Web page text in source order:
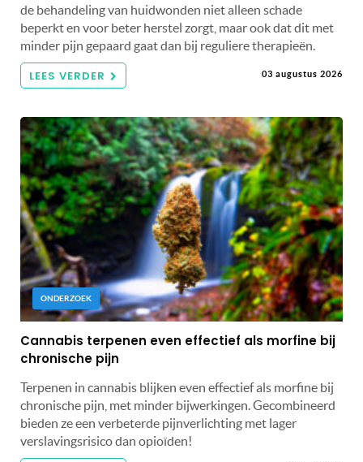
de behandeling van huidwonden niet alleen schade
beperkt en voor beter herstel zorgt, maar ook dat dit met
minder pijn gepaard gaat dan bij reguliere therapieën.
LEES VERDER 03 augustus 2026
ONDERZOEK
Cannabis terpenen even effectief als morfine bij
chronische pijn
Terpenen in cannabis blijken even effectief als morfine bij
chronische pijn, met minder bijwerkingen. Gecombineerd
bieden ze een verbeterde pijnverlichting met lager
verslavingsrisico dan opioïden!